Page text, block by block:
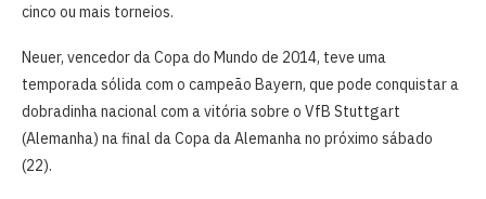
cinco ou mais torneios.
Neuer, vencedor da Copa do Mundo de 2014, teve uma
temporada sólida com o campeão Bayern, que pode conquistar a
dobradinha nacional com a vitória sobre o VfB Stuttgart
(Alemanha) na final da Copa da Alemanha no próximo sábado
(22).